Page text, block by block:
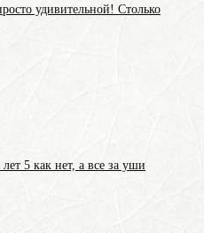
удивительной! Столько
5 как нет, а все за уши